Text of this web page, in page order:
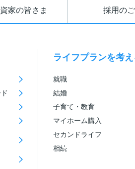
家の皆さま 採用の
ライフプランを考え
就職
結婚
子育て・教育
マイホーム購入
セカンドライフ
相続